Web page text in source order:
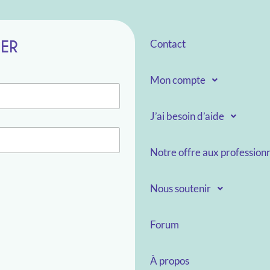
Contact
Mon compte
J’ai besoin d’aide
Notre offre aux
Nous soutenir
Forum
À propos